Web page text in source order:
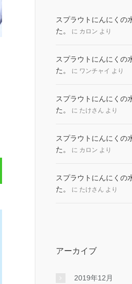
スプラウトにんにくの
た。
に カロン より
スプラウトにんにくの
た。
に ワンチャイ より
スプラウトにんにくの
た。
に たけさん より
スプラウトにんにくの
た。
に カロン より
スプラウトにんにくの
た。
に たけさん より
アーカイブ
2019年12月